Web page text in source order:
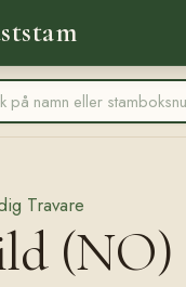
Travare
(NO)